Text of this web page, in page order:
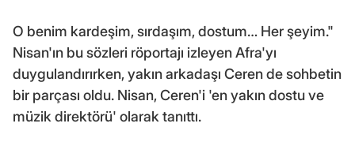
O benim kardeşim, sırdaşım, dostum… Her şeyim."
Nisan'ın bu sözleri röportajı izleyen Afra'yı
duygulandırırken, yakın arkadaşı Ceren de sohbetin
bir parçası oldu. Nisan, Ceren'i 'en yakın dostu ve
müzik direktörü' olarak tanıttı.